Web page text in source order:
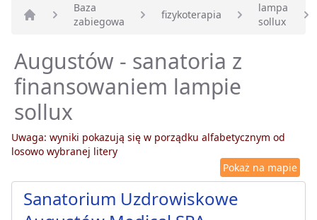
Strona główna
Baza
zabiegowa
fizykoterapia
lampa
sollux
Augustów - sanatoria z
finansowaniem lampie
sollux
Uwaga: wyniki pokazują się w porządku alfabetycznym od
losowo wybranej litery
Pokaż na mapie
Sanatorium Uzdrowiskowe